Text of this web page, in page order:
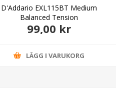
D'Addario EXL115BT Medium
Balanced Tension
99,00 kr
LÄGG I VARUKORG